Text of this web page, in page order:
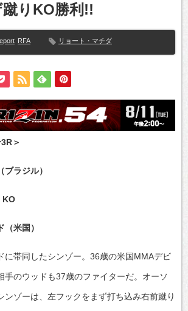
りKO勝利!!
RFA リョート・マチダ
＞
ラジル）
KO
米国）
に帯同したシンゾー。36歳の米国MMAデビ
手のウッドも37歳のファイターだ。オーソ
ンゾーは、左フックをまず打ち込み右前蹴り